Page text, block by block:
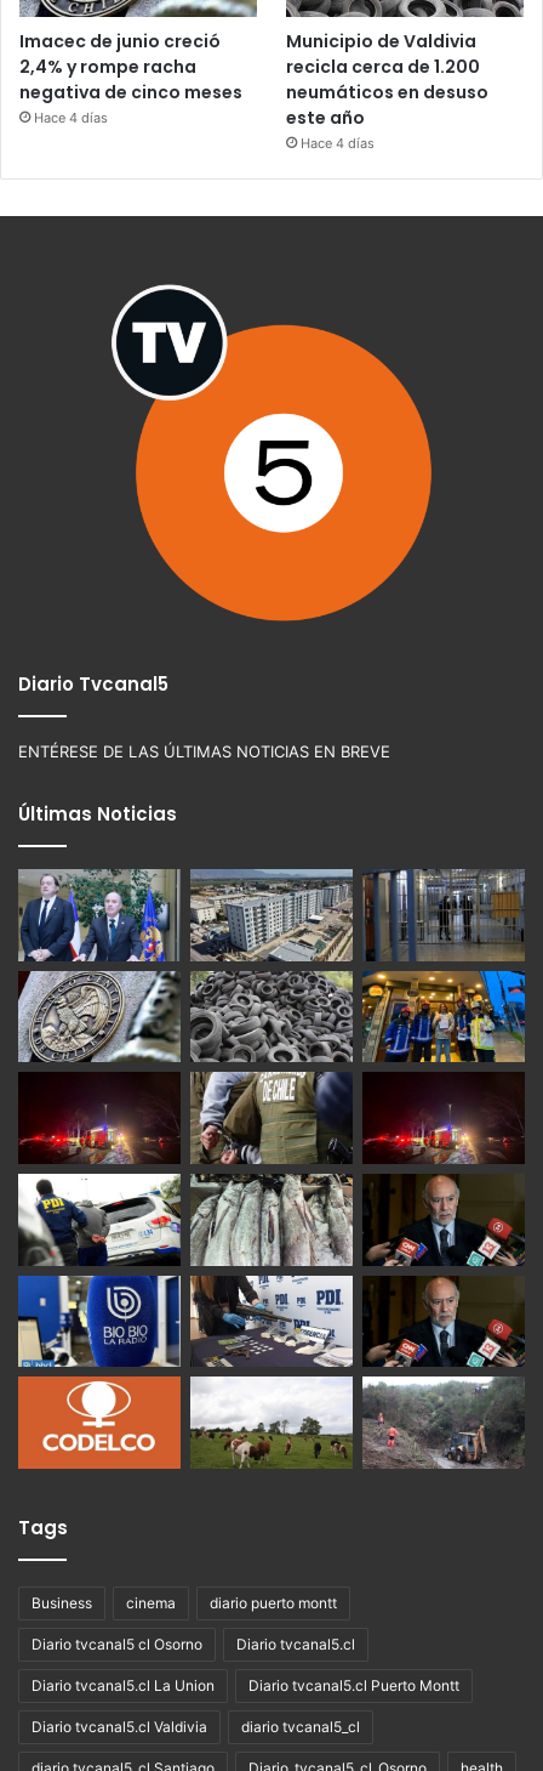
Imacec de junio creció
2,4% y rompe racha
negativa de cinco meses
Hace 4 días
Municipio de Valdivia
recicla cerca de 1.200
neumáticos en desuso
este año
Hace 4 días
Diario Tvcanal5
ENTÉRESE DE LAS ÚLTIMAS NOTICIAS EN BREVE
Últimas Noticias
Tags
Business cinema diario puerto montt
Diario tvcanal5 cl Osorno Diario tvcanal5.cl
Diario tvcanal5.cl La Union Diario tvcanal5.cl Puerto Montt
Diario tvcanal5.cl Valdivia diario tvcanal5_cl